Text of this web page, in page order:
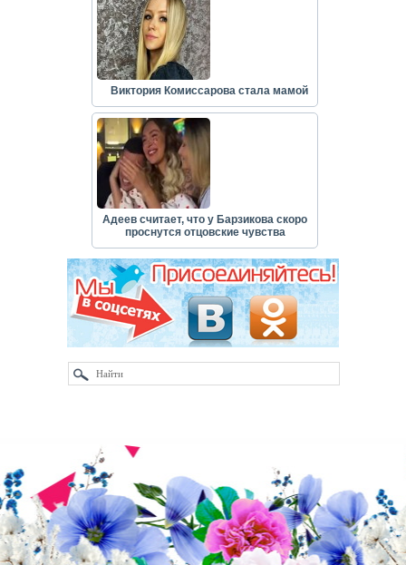
Виктория Комиссарова стала мамой
Адеев считает, что у Барзикова скоро
проснутся отцовские чувства